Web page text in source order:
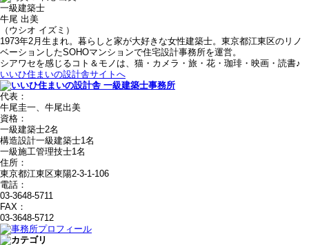
一級建築士
牛尾 出美
（ウシオ イズミ）
1973年2月生まれ。暮らしと家が大好きな女性建築士。東京都江東区のリノ
ベーションしたSOHOマンションで住宅設計事務所を運営。
シアワセを感じるコト＆モノは、猫・カメラ・旅・花・珈琲・映画・読書♪
いいひ住まいの設計舎サイトへ
代表：
牛尾圭一、牛尾出美
資格：
一級建築士2名
構造設計一級建築士1名
一級施工管理技士1名
住所：
東京都江東区東陽2-3-1-106
電話：
03-3648-5711
FAX：
03-3648-5712